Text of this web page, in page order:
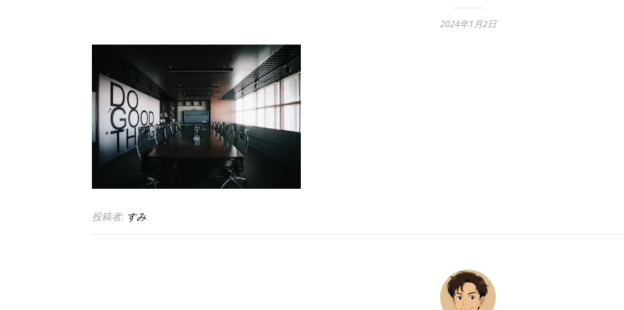
2024年1月2日
投稿者: すみ